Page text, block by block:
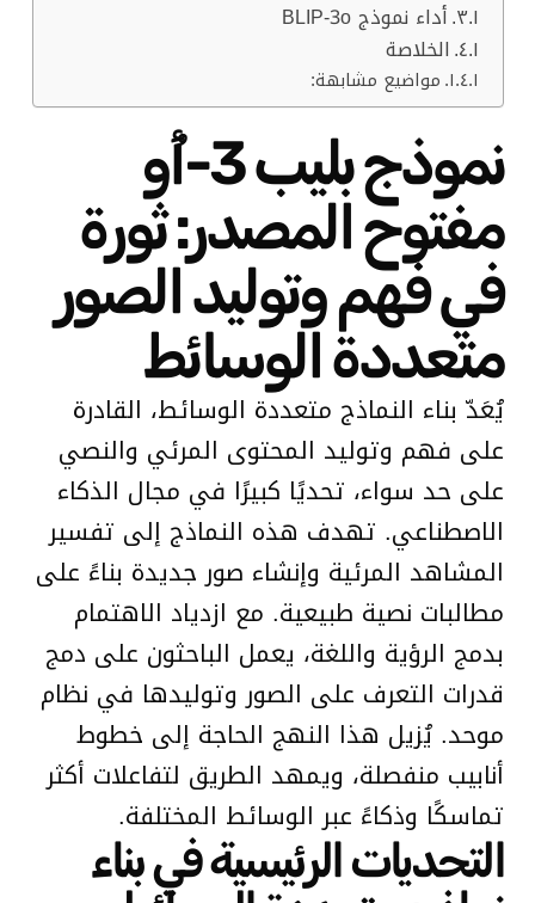
أداء نموذج BLIP-3o
الخلاصة
مواضيع مشابهة:
نموذج بليب 3-أُو
مفتوح المصدر: ثورة
في فهم وتوليد الصور
متعددة الوسائط
يُعَدّ بناء النماذج متعددة الوسائط، القادرة
على فهم وتوليد المحتوى المرئي والنصي
على حد سواء، تحديًا كبيرًا في مجال الذكاء
الاصطناعي. تهدف هذه النماذج إلى تفسير
المشاهد المرئية وإنشاء صور جديدة بناءً على
مطالبات نصية طبيعية. مع ازدياد الاهتمام
بدمج الرؤية واللغة، يعمل الباحثون على دمج
قدرات التعرف على الصور وتوليدها في نظام
موحد. يُزيل هذا النهج الحاجة إلى خطوط
أنابيب منفصلة، ويمهد الطريق لتفاعلات أكثر
تماسكًا وذكاءً عبر الوسائط المختلفة.
التحديات الرئيسية في بناء